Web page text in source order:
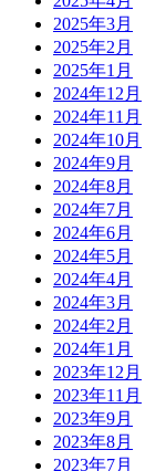
2025年3月
2025年2月
2025年1月
2024年12月
2024年11月
2024年10月
2024年9月
2024年8月
2024年7月
2024年6月
2024年5月
2024年4月
2024年3月
2024年2月
2024年1月
2023年12月
2023年11月
2023年9月
2023年8月
2023年7月